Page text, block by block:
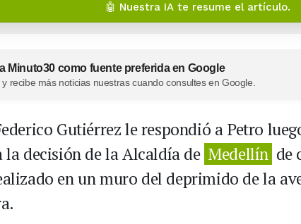
🤖 Nuestra IA te resume el artículo.
Minuto30 como fuente preferida en Google
y recibe más noticias nuestras cuando consultes en Google.
Gutiérrez le respondió a Petro
la decisión de la Alcaldía de Medellín de
en un muro del deprimido de la